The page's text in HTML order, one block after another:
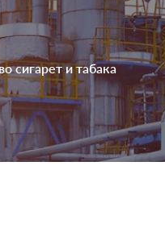
сигарет и табака